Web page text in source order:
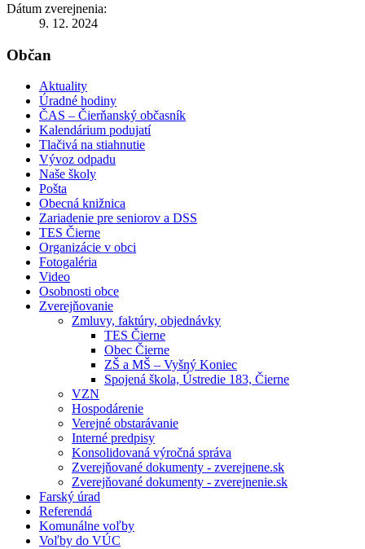
Dátum zverejnenia:
9. 12. 2024
Občan
Aktuality
Úradné hodiny
ČAS – Čierňanský občasník
Kalendárium podujatí
Tlačivá na stiahnutie
Vývoz odpadu
Naše školy
Pošta
Obecná knižnica
Zariadenie pre seniorov a DSS
TES Čierne
Organizácie v obci
Fotogaléria
Video
Osobnosti obce
Zverejňovanie
Zmluvy, faktúry, objednávky
TES Čierne
Obec Čierne
ZŠ a MŠ – Vyšný Koniec
Spojená škola, Ústredie 183, Čierne
VZN
Hospodárenie
Verejné obstarávanie
Interné predpisy
Konsolidovaná výročná správa
Zverejňované dokumenty - zverejnene.sk
Zverejňované dokumenty - zverejnenie.sk
Farský úrad
Referendá
Komunálne voľby
Voľby do VÚC